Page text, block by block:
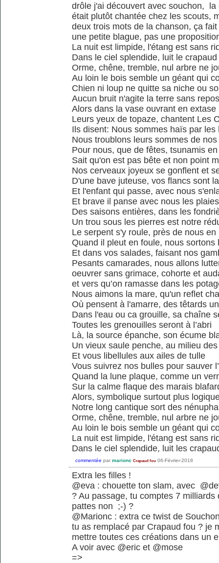
drôle j'ai découvert avec souchon,
était plutôt chantée chez les scouts,
deux trois mots de la chanson, ça
une petite blague, pas une
La nuit est limpide, l'étang est sans
Dans le ciel splendide, luit le crapaud
Orme, chêne, tremble, nul arbre ne
Au loin le bois semble un géant qui
Chien ni loup ne quitte sa niche ou
Aucun bruit n'agite la terre sans repos
Alors dans la vase ouvrant en extase
Leurs yeux de topaze, chantent Les
Ils disent: Nous sommes haïs par les
Nous troublons leurs sommes de
Pour nous, que de fêtes, tsunamis
Sait qu'on est pas bête et non point
Nos cerveaux joyeux se gonflent et
D'une bave juteuse, vos flancs sont
Et l'enfant qui passe, avec nous
Et brave il panse avec nous les plaies
Des saisons entières, dans les
Un trou sous les pierres est notre
Le serpent s'y roule, près de nous en
Quand il pleut en foule, nous sortons
Et dans vos salades, faisant nos
Pesants camarades, nous allons
oeuvrer sans grimace, cohorte et
et vers qu’on ramasse dans les
Nous aimons la mare, qu'un reflet
Où pensent à l'amarre, des têtards
Dans l'eau ou ca grouille, sa chaîne
Toutes les grenouilles seront à l’abri
Là, la source épanche, son écume
Un vieux saule penche, au milieu
Et vous libellules aux ailes de tulle
Vous suivrez nos bulles pour sauver
Quand la lune plaque, comme un
Sur la calme flaque des marais
Alors, symbolique surtout plus
Notre long cantique sort des
Orme, chêne, tremble, nul arbre ne
Au loin le bois semble un géant qui
La nuit est limpide, l'étang est sans
Dans le ciel splendide, luit les
commentée par marionc Crapaud fou 06-Février-2018
Extra les filles !
@eva : chouette ton slam, avec
? Au passage, tu comptes 7
pattes non ;-) ?
@Marionc : extra ce twist de
tu as remplacé par Crapaud fou ? je
mettre toutes ces créations dans un
A voir avec @eric et @mose
=>